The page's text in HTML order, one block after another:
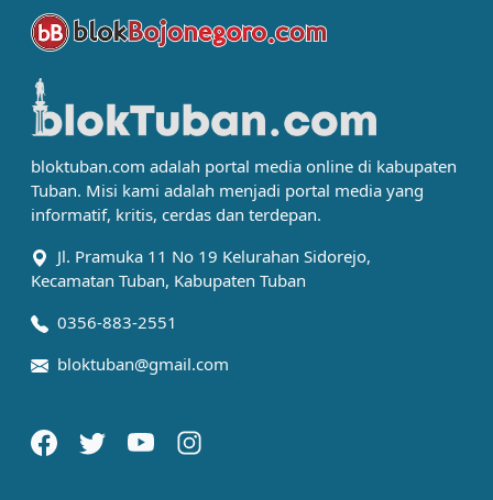
bloktuban.com adalah portal media online di kabupaten
Tuban. Misi kami adalah menjadi portal media yang
informatif, kritis, cerdas dan terdepan.
Jl. Pramuka 11 No 19 Kelurahan Sidorejo,
Kecamatan Tuban, Kabupaten Tuban
0356-883-2551
bloktuban@gmail.com